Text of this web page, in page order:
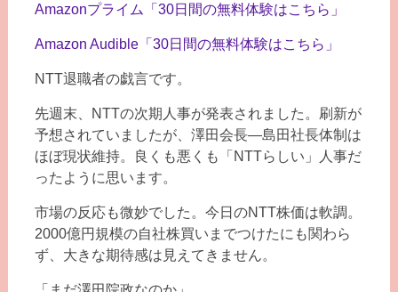
Amazonプライム「30日間の無料体験はこちら」
Amazon Audible「30日間の無料体験はこちら」
NTT退職者の戯言です。
先週末、NTTの次期人事が発表されました。刷新が
予想されていましたが、澤田会長―島田社長体制は
ほぼ現状維持。良くも悪くも「NTTらしい」人事だ
ったように思います。
市場の反応も微妙でした。今日のNTT株価は軟調。
2000億円規模の自社株買いまでつけたにも関わら
ず、大きな期待感は見えてきません。